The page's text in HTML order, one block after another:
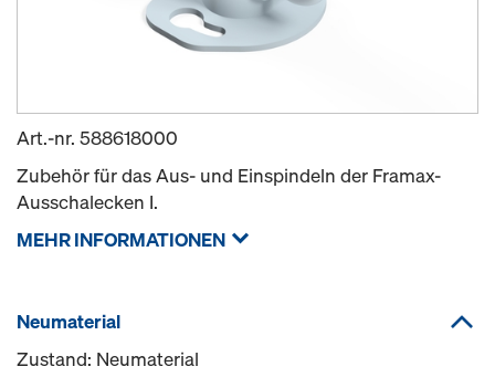
Art.-nr. 588618000
Zubehör für das Aus- und Einspindeln der Framax-
Ausschalecken I.
MEHR INFORMATIONEN
Neumaterial
Zustand: Neumaterial